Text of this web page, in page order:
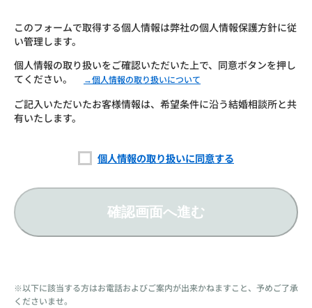
このフォームで取得する個人情報は弊社の個人情報保護方針に従
い管理します。
個人情報の取り扱いをご確認いただいた上で、同意ボタンを押し
てください。
→個人情報の取り扱いについて
ご記入いただいたお客様情報は、希望条件に沿う結婚相談所と共
有いたします。
個人情報の取り扱いに同意する
確認画面へ進む
※以下に該当する方はお電話およびご案内が出来かねますこと、予めご了承
くださいませ。